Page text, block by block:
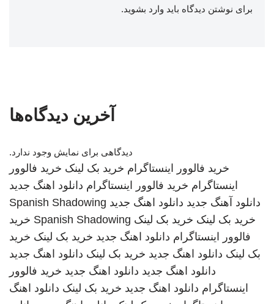
برای نوشتن دیدگاه باید وارد بشوید.
آخرین دیدگاه‌ها
دیدگاهی برای نمایش وجود ندارد.
خرید فالوور اینستاگرام خرید بک لینک خرید فالوور
اینستاگرام خرید فالوور اینستاگرام دانلود اهنگ جدید
دانلود آهنگ جدید دانلود اهنگ جدید Spanish Shadowing
خرید بک لینک خرید بک لینک Spanish Shadowing خرید
فالوور اینستاگرام دانلود اهنگ جدید خرید بک لینک خرید
بک لینک دانلود اهنگ جدید خرید بک لینک دانلود اهنگ جدید
دانلود اهنگ جدید دانلود اهنگ جدید خرید فالوور
اینستاگرام دانلود اهنگ جدید خرید بک لینک دانلود اهنگ